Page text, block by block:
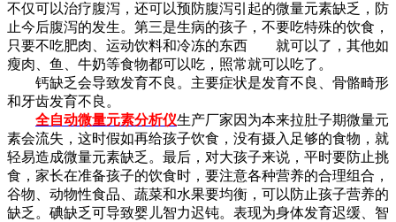
不仅可以治疗腹泻，还可以预防腹泻引起的微量元素缺乏，防
止今后腹泻的发生。第三是生病的孩子，不要吃特殊的饮食，
只要不吃肥肉、运动饮料和冷冻的东西
就可以了，其他如
瘦肉、鱼、牛奶等食物都可以吃，照常就可以吃了。
钙缺乏会导致发育不良。主要症状是发育不良、骨骼畸形
和牙齿发育不良。
全自动微量元素分析仪生产厂家因为本来拉肚子期微量元
素会流失，这时假如再给孩子饮食，没有摄入足够的食物，就
轻易造成微量元素缺乏。最后，对大孩子来说，平时要防止挑
食，家长在准备孩子的饮食时，要注意各种营养的合理组合，
谷物、动物性食品、蔬菜和水果要均衡，可以防止孩子营养的
缺乏。 碘缺乏可导致婴儿智力迟钝。表现为身体发育迟缓、智